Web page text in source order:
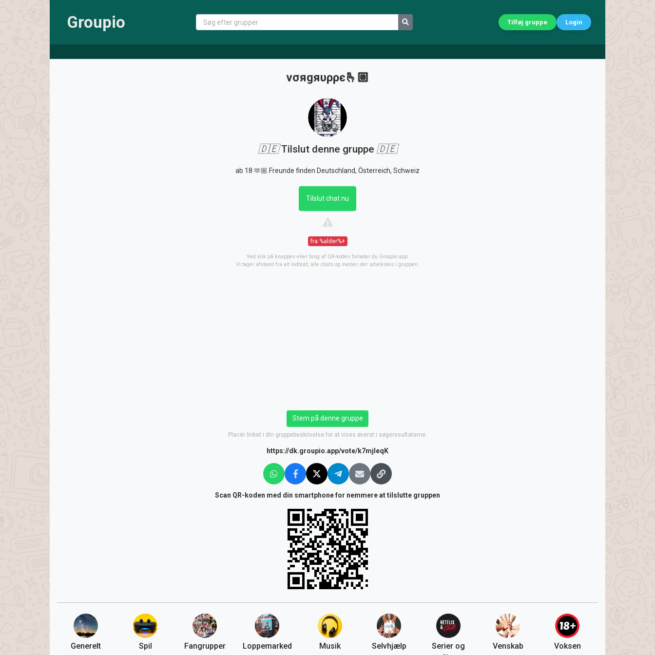
Groupio Tilføj gruppe Login
νσяgяυρρє🫰🏼
🇩🇪Tilslut denne gruppe 🇩🇪
ab 18 🫶🏼 Freunde finden Deutschland, Österreich, Schweiz
Tilslut chat nu
fra %alder%+
Ved klik på knappen eller brug af QR-koden forlader du Groupio.app.
Vi tager afstand fra alt indhold, alle chats og medier, der udveksles i gruppen.
Stem på denne gruppe
Placér linket i din gruppebeskrivelse for at vises øverst i søgeresultaterne.
https://dk.groupio.app/vote/k7mjleqK
Scan QR-koden med din smartphone for nemmere at tilslutte gruppen
Generelt Spil Fangrupper Loppemarked Musik Selvhjælp
Serier og
Venskab Voksen